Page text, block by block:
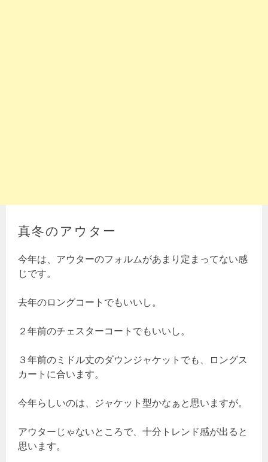
真冬のアウター
今年は、アウターのフォルムがあまり定まってない感
じです。
去年のロングコートでもいいし。
２年前のチェスターコートでもいいし。
３年前のミドル丈のダウンジャケットでも、ロングス
カートに合います。
今年らしいのは、ジャケット型かなぁと思いますが。
アウターじゃないところで、十分トレンド感が出ると
思います。